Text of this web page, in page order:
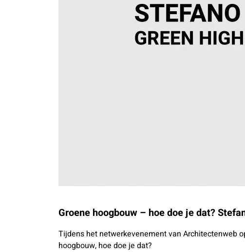
Groene hoogbouw – hoe doe je dat?
Tijdens het netwerkevenement van Architectenweb
hoogbouw, hoe doe je dat?